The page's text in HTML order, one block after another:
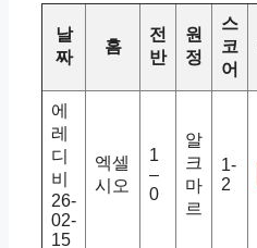
날
짜
홈
전
반
원
정
스
코
어
에
레
디
비
26-
02-
15
엑셀
시오
1
–
0
알
크
마
르
1-
2